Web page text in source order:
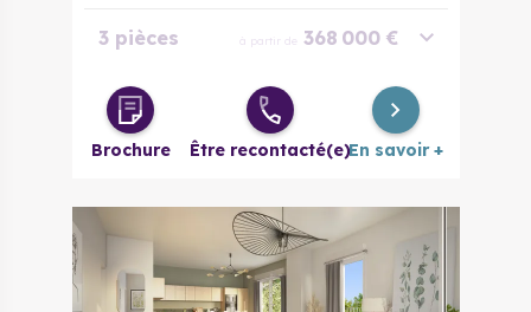
3 pièces à partir de 368 000 €
4 pièces à partir de 494 400 €
Duplex 5
664 000 €
Brochure Être recontacté(e)En savoir +